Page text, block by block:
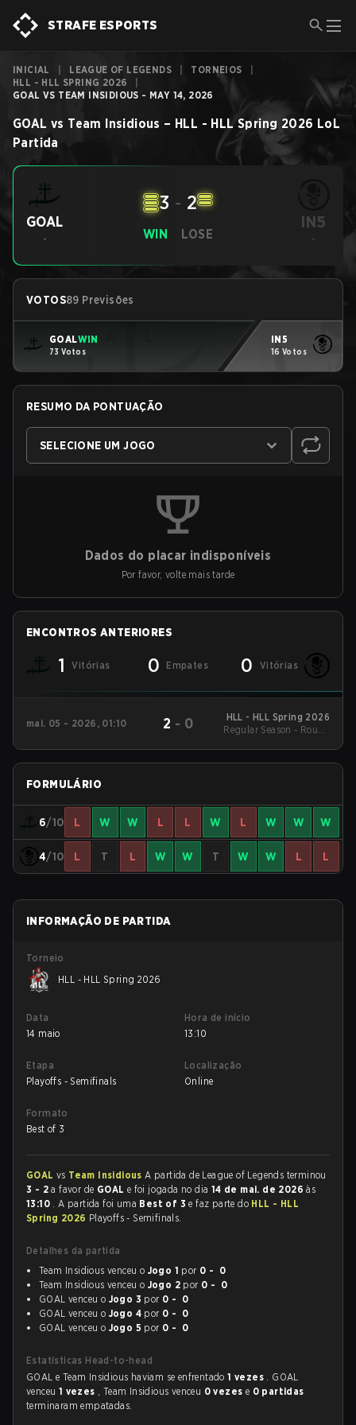
STRAFE ESPORTS
INICIAL LEAGUE OF LEGENDS TORNEIOS
HLL - HLL SPRING 2026
GOAL VS TEAM INSIDIOUS - MAY 14, 2026
GOAL vs Team Insidious – HLL - HLL Spring 2026 LoL
Partida
GOAL
- WIN
3 - 2
LOSE
IN5
-
VOTOS89 Previsões
GOALWIN
73 Votos
IN5
16 Votos
RESUMO DA PONTUAÇÃO
SELECIONE UM JOGO
Dados do placar indisponíveis
Por favor, volte mais tarde
ENCONTROS ANTERIORES
1 Vitórias 0 Empates 0 Vitórias
mai. 05 - 2026, 01:10 2 - 0
HLL - HLL Spring 2026
Regular Season - Round
FORMULÁRIO
6/10 L W W L L W L W W W
4/10 L T L W W T W W L L
INFORMAÇÃO DE PARTIDA
Torneio
HLL - HLL Spring 2026
Data
14 maio
Hora de início
13:10
Etapa
Playoffs - Semifinals
Localização
Online
Formato
Best of 3
GOAL vs Team InsidiousA partida de League of Legends terminou
3 - 2 a favor de GOAL e foi jogada no dia 14 de mai. de 2026às
13:10 . A partida foi uma Best of 3e faz parte do HLL - HLL
Spring 2026 Playoffs - Semifinals.
Detalhes da partida
Team Insidious venceu o Jogo 1 por 0 - 0
Team Insidious venceu o Jogo 2 por 0 - 0
GOAL venceu o Jogo 3 por 0 - 0
GOAL venceu o Jogo 4 por 0 - 0
GOAL venceu o Jogo 5 por 0 - 0
Estatísticas Head-to-head
GOAL e Team Insidious haviam se enfrentado1 vezes . GOAL
venceu 1 vezes , Team Insidious venceu 0 vezes e 0 partidas
terminaram empatadas.